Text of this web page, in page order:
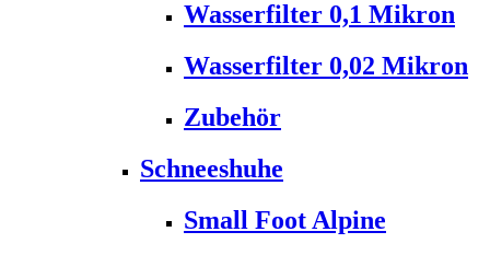
Wasserfilter 0,1 Mikron
Wasserfilter 0,02 Mikron
Zubehör
Schneeshuhe
Small Foot Alpine